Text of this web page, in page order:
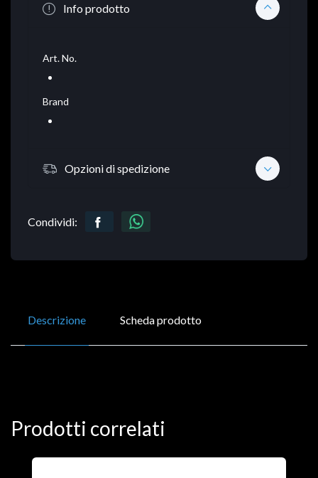
Info prodotto
Art. No.
Brand
Opzioni di spedizione
Condividi:
Descrizione Scheda prodotto
Prodotti correlati